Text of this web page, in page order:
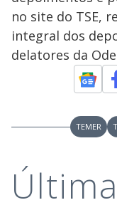
no site do TSE,
integral dos
delatores da
TEMER